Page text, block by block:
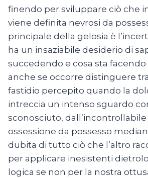
finendo per sviluppare ciò che
viene definita nevrosi da
principale della gelosia è
ha un insaziabile desiderio di
succedendo e cosa sta facendo
anche se occorre distinguere
fastidio percepito quando la
intreccia un intenso sguardo
sconosciuto,
ossessione da possesso
dubita di tutto ciò che l’altro
per applicare inesistenti
logica se non per la nostra